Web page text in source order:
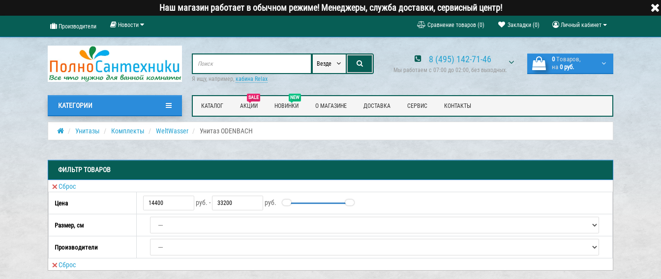
Наш магазин работает в обычном режиме! Менеджеры, служба доставки, сервисный центр!
Производители Новости Личный кабинет
Закладки (0)
Сравнение товаров (0)
8 (495) 142-71-46
Мы работаем с 07:00 до 02:00, без выходных.
0 Tоваров,
на 0 руб.
Везде
Я ищу, например, кабина Relax
КАТАЛОГ
SALE
АКЦИИ
NEW
НОВИНКИ О МАГАЗИНЕ ДОСТАВКА СЕРВИС КОНТАКТЫ
КАТЕГОРИИ
Унитазы Комплекты WeltWasser Унитаз ODENBACH
ФИЛЬТР ТОВАРОВ
Сброс
Цена руб. - руб.
Размер, см
Производители
Сброс